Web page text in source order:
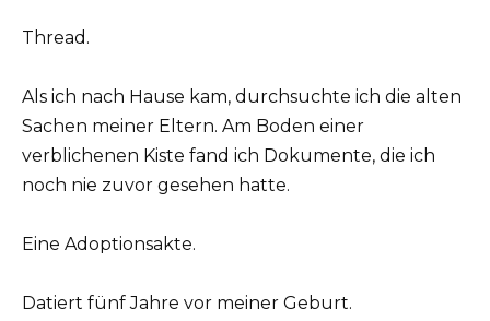
Thread.
Als ich nach Hause kam, durchsuchte ich die alten
Sachen meiner Eltern. Am Boden einer
verblichenen Kiste fand ich Dokumente, die ich
noch nie zuvor gesehen hatte.
Eine Adoptionsakte.
Datiert fünf Jahre vor meiner Geburt.